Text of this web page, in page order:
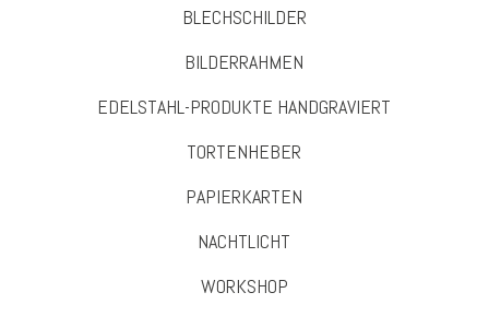
BLECHSCHILDER
BILDERRAHMEN
EDELSTAHL-PRODUKTE HANDGRAVIERT
TORTENHEBER
PAPIERKARTEN
NACHTLICHT
WORKSHOP